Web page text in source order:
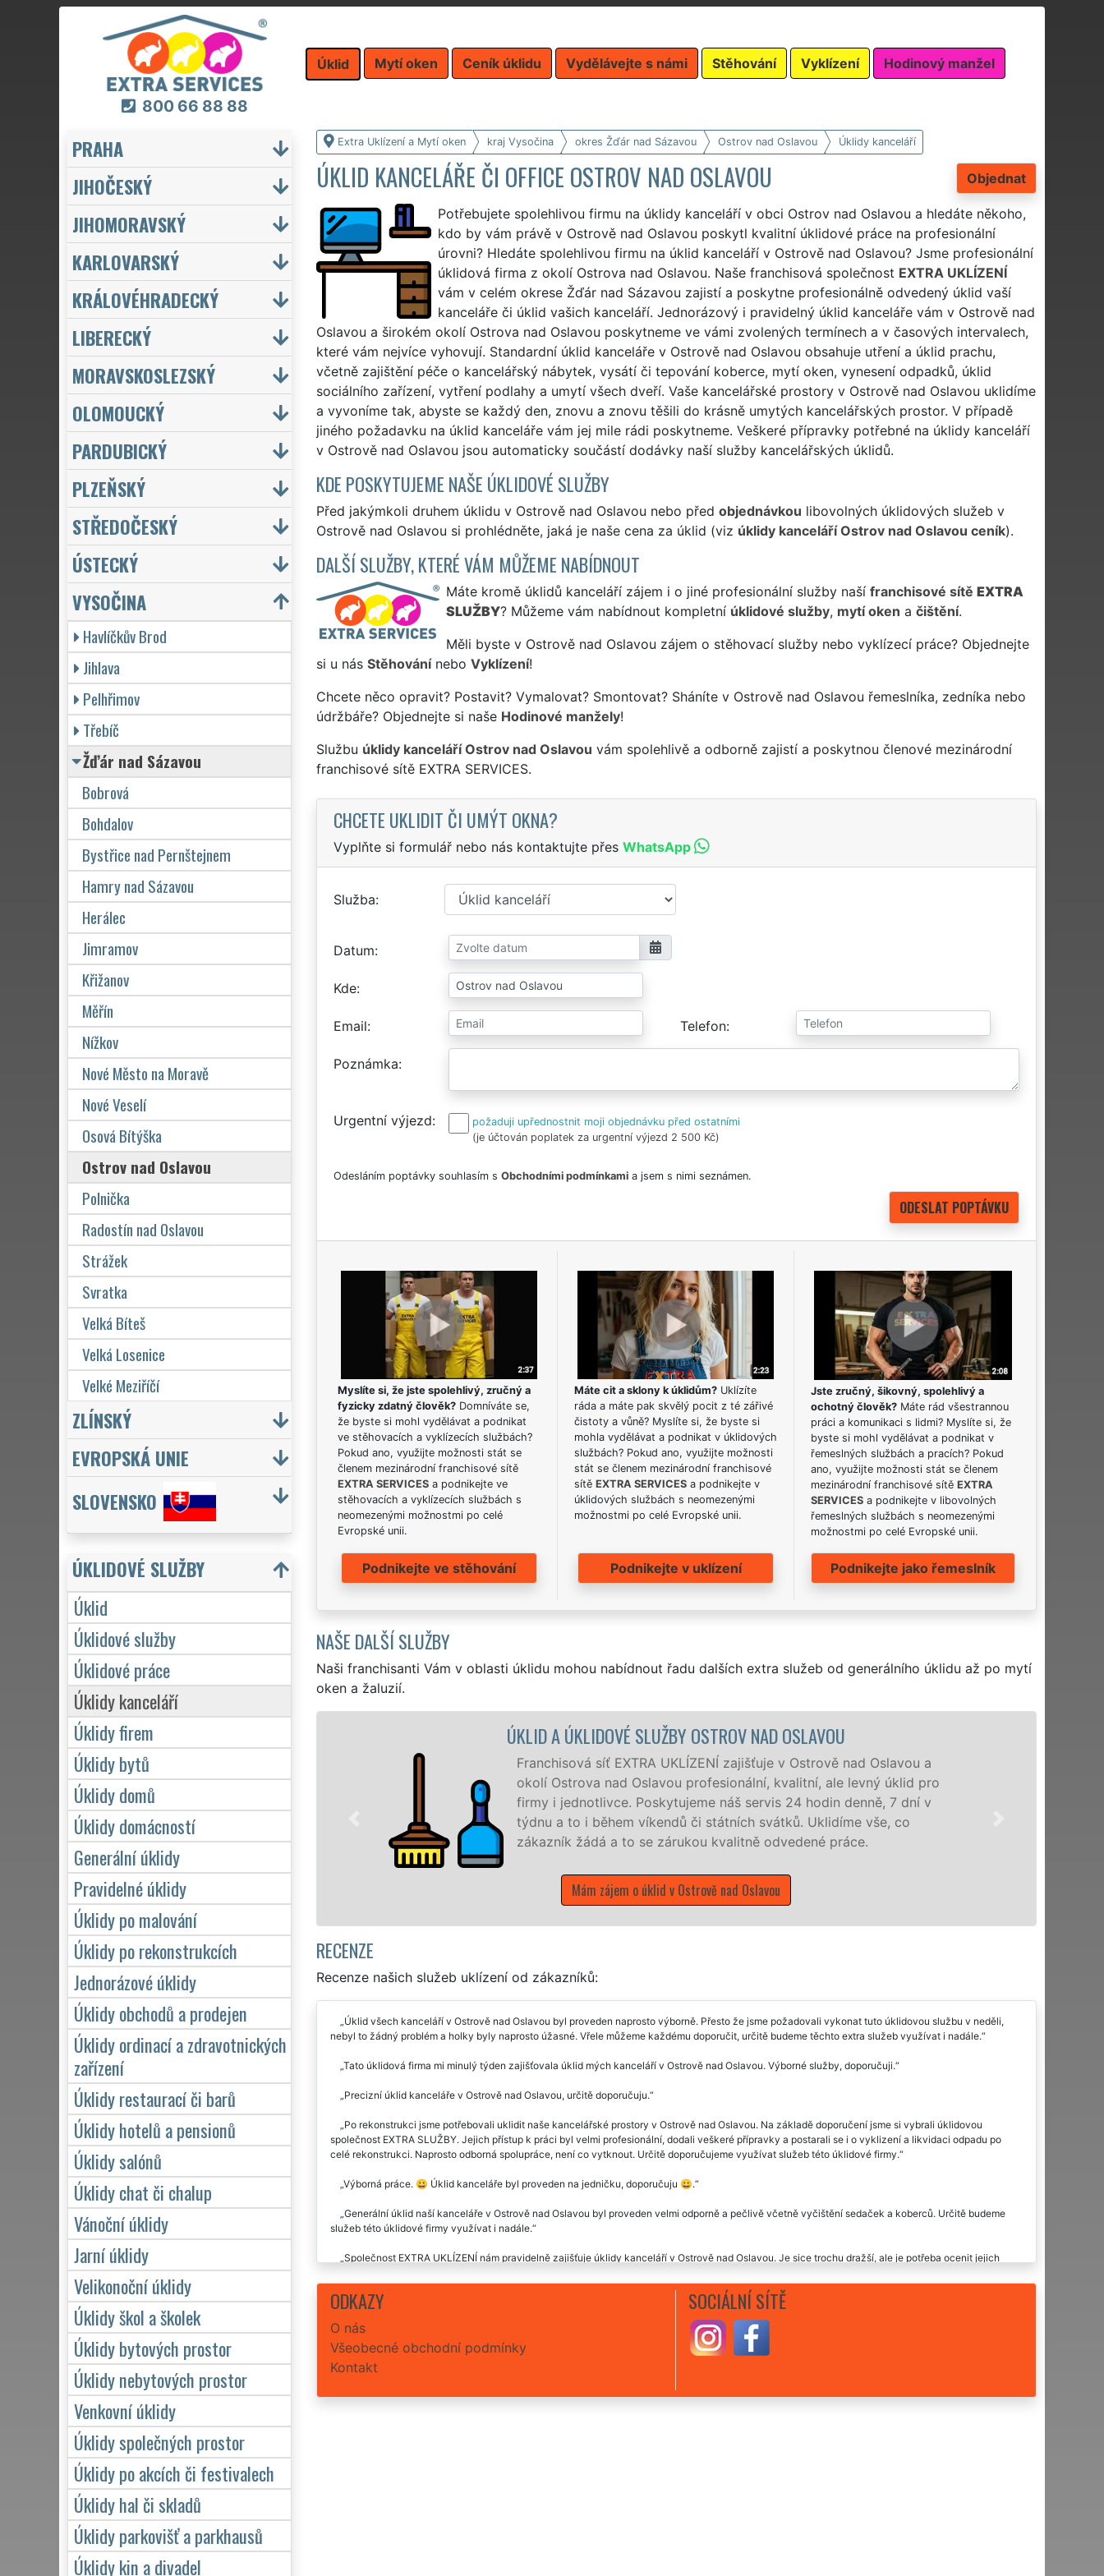
800 66 88 88
Úklid Mytí oken Ceník úklidu Vydělávejte s námi Stěhování Vyklízení Hodinový manžel
Extra Uklízení a Mytí oken kraj Vysočina okres Žďár nad Sázavou Ostrov nad Oslavou Úklidy kanceláří
Objednat
ÚKLID KANCELÁŘE ČI OFFICE OSTROV NAD OSLAVOU
Potřebujete spolehlivou firmu na úklidy kanceláří v obci Ostrov nad Oslavou a hledáte někoho,
kdo by vám právě v Ostrově nad Oslavou poskytl kvalitní úklidové práce na profesionální
úrovni? Hledáte spolehlivou firmu na úklid kanceláří v Ostrově nad Oslavou? Jsme profesionální
úklidová firma z okolí Ostrova nad Oslavou. Naše franchisová společnost EXTRA UKLÍZENÍ
vám v celém okrese Žďár nad Sázavou zajistí a poskytne profesionálně odvedený úklid vaší
kanceláře či úklid vašich kanceláří. Jednorázový i pravidelný úklid kanceláře vám v Ostrově nad
Oslavou a širokém okolí Ostrova nad Oslavou poskytneme ve vámi zvolených termínech a v časových intervalech,
které vám nejvíce vyhovují. Standardní úklid kanceláře v Ostrově nad Oslavou obsahuje utření a úklid prachu,
včetně zajištění péče o kancelářský nábytek, vysátí či tepování koberce, mytí oken, vynesení odpadků, úklid
sociálního zařízení, vytření podlahy a umytí všech dveří. Vaše kancelářské prostory v Ostrově nad Oslavou uklidíme
a vyvoníme tak, abyste se každý den, znovu a znovu těšili do krásně umytých kancelářských prostor. V případě
jiného požadavku na úklid kanceláře vám jej mile rádi poskytneme. Veškeré přípravky potřebné na úklidy kanceláří
v Ostrově nad Oslavou jsou automaticky součástí dodávky naší služby kancelářských úklidů.
KDE POSKYTUJEME NAŠE ÚKLIDOVÉ SLUŽBY
Před jakýmkoli druhem úklidu v Ostrově nad Oslavou nebo před objednávkou libovolných úklidových služeb v
Ostrově nad Oslavou si prohlédněte, jaká je naše cena za úklid (viz úklidy kanceláří Ostrov nad Oslavou ceník).
DALŠÍ SLUŽBY, KTERÉ VÁM MŮŽEME NABÍDNOUT
Máte kromě úklidů kanceláří zájem i o jiné profesionální služby naší franchisové sítě EXTRA
SLUŽBY? Můžeme vám nabídnout kompletní úklidové služby, mytí oken a čištění.
Měli byste v Ostrově nad Oslavou zájem o stěhovací služby nebo vyklízecí práce? Objednejte
si u nás Stěhovánínebo Vyklízení!
Chcete něco opravit? Postavit? Vymalovat? Smontovat? Sháníte v Ostrově nad Oslavou řemeslníka, zedníka nebo
údržbáře? Objednejte si naše Hodinové manžely!
Službu úklidy kanceláří Ostrov nad Oslavou vám spolehlivě a odborně zajistí a poskytnou členové mezinárodní
franchisové sítě EXTRA SERVICES.
CHCETE UKLIDIT ČI UMÝT OKNA?
Vyplňte si formulář nebo nás kontaktujte přes WhatsApp
Služba
Datum
Kde
Email Telefon
Poznámka
Urgentní výjezd
požaduji upřednostnit moji objednávku před ostatními
(je účtován poplatek za urgentní výjezd 2 500 Kč)
Odesláním poptávky souhlasím s Obchodními podmínkamia jsem s nimi seznámen.
Myslíte si, že jste spolehlivý, zručný a
fyzicky zdatný člověk?Domníváte se,
že byste si mohl vydělávat a podnikat
ve stěhovacích a vyklízecích službách?
Pokud ano, využijte možnosti stát se
členem mezinárodní franchisové sítě
EXTRA SERVICESa podnikejte ve
stěhovacích a vyklízecích službách s
neomezenými možnostmi po celé
Evropské unii.
Podnikejte ve stěhování
Máte cit a sklony k úklidům?Uklízíte
ráda a máte pak skvělý pocit z té zářivé
čistoty a vůně? Myslíte si, že byste si
mohla vydělávat a podnikat v úklidových
službách? Pokud ano, využijte možnosti
stát se členem mezinárodní franchisové
sítě EXTRA SERVICESa podnikejte v
úklidových službách s neomezenými
možnostmi po celé Evropské unii.
Podnikejte v uklízení
Jste zručný, šikovný, spolehlivý a
ochotný člověk? Máte rád všestrannou
práci a komunikaci s lidmi? Myslíte si, že
byste si mohl vydělávat a podnikat v
řemeslných službách a pracích? Pokud
ano, využijte možnosti stát se členem
mezinárodní franchisové sítěEXTRA
SERVICES a podnikejte v libovolných
řemeslných službách s neomezenými
možnostmi po celé Evropské unii.
Podnikejte jako řemeslník
NAŠE DALŠÍ SLUŽBY
Naši franchisanti Vám v oblasti úklidu mohou nabídnout řadu dalších extra služeb od generálního úklidu až po mytí
oken a žaluzií.
ÚKLID A ÚKLIDOVÉ SLUŽBY OSTROV NAD OSLAVOU
Franchisová síť EXTRA UKLÍZENÍ zajišťuje v Ostrově nad Oslavou a
okolí Ostrova nad Oslavou profesionální, kvalitní, ale levný úklid pro
firmy i jednotlivce. Poskytujeme náš servis 24 hodin denně, 7 dní v
týdnu a to i během víkendů či státních svátků. Uklidíme vše, co
zákazník žádá a to se zárukou kvalitně odvedené práce.
Naše společnost EXTRA UKLÍZENÍ
veškeré profesionální úklidové
služby nabízíme pro všechny
domácnosti v celém kraji Vysočina
RECENZE
Recenze našich služeb uklízení od zákazníků:
Úklid všech kanceláří v Ostrově nad Oslavou byl proveden naprosto výborně. Přesto že jsme požadovali vykonat tuto úklidovou službu v neděli,
nebyl to žádný problém a holky byly naprosto úžasné. Vřele můžeme každému doporučit, určitě budeme těchto extra služeb využívat i nadále.
Tato úklidová firma mi minulý týden zajišťovala úklid mých kanceláří v Ostrově nad Oslavou. Výborné služby, doporučuji.
Precizní úklid kanceláře v Ostrově nad Oslavou, určitě doporučuju.
Po rekonstrukci jsme potřebovali uklidit naše kancelářské prostory v Ostrově nad Oslavou. Na základě doporučení jsme si vybrali úklidovou
společnost EXTRA SLUŽBY. Jejich přístup k práci byl velmi profesionální, dodali veškeré přípravky a postarali se i o vyklizení a likvidaci odpadu po
celé rekonstrukci. Naprosto odborná spolupráce, není co vytknout. Určitě doporučujeme využívat služeb této úklidové firmy.
Výborná práce. 😀 Úklid kanceláře byl proveden na jedničku, doporučuju 😀.
Generální úklid naší kanceláře v Ostrově nad Oslavou byl proveden velmi odporně a pečlivě včetně vyčištění sedaček a koberců. Určitě budeme
služeb této úklidové firmy využívat i nadále.
Společnost EXTRA UKLÍZENÍ nám pravidelně zajišťuje úklidy kanceláří v Ostrově nad Oslavou. Je sice trochu dražší, ale je potřeba ocenit jejich
by se někdo o úklid kanceláří nepostaral. Určitě doporučujeme využívat jejich úklidové práce které poskytují nejen v Ostrově nad Oslavou.
Jejich práce je naprosto bezchybná, téměř nic se jim nemusí vysvětlovat. Rozhodně tuto společnost doporučujeme.
ODKAZY
O nás
Všeobecné obchodní podmínky
Kontakt
SOCIÁLNÍ SÍTĚ
PRAHA
JIHOČESKÝ
JIHOMORAVSKÝ
KARLOVARSKÝ
KRÁLOVÉHRADECKÝ
LIBERECKÝ
MORAVSKOSLEZSKÝ
OLOMOUCKÝ
PARDUBICKÝ
PLZEŇSKÝ
STŘEDOČESKÝ
ÚSTECKÝ
VYSOČINA
Havlíčkův Brod
Jihlava
Pelhřimov
Třebíč
Žďár nad Sázavou
Bobrová
Bohdalov
Bystřice nad Pernštejnem
Hamry nad Sázavou
Herálec
Jimramov
Křižanov
Měřín
Nížkov
Nové Město na Moravě
Nové Veselí
Osová Bítýška
Ostrov nad Oslavou
Polnička
Radostín nad Oslavou
Strážek
Svratka
Velká Bíteš
Velká Losenice
Velké Meziříčí
ZLÍNSKÝ
EVROPSKÁ UNIE
SLOVENSKO
ÚKLIDOVÉ SLUŽBY
Úklid
Úklidové služby
Úklidové práce
Úklidy kanceláří
Úklidy firem
Úklidy bytů
Úklidy domů
Úklidy domácností
Generální úklidy
Pravidelné úklidy
Úklidy po malování
Úklidy po rekonstrukcích
Jednorázové úklidy
Úklidy obchodů a prodejen
Úklidy ordinací a zdravotnických
zařízení
Úklidy restaurací či barů
Úklidy hotelů a pensionů
Úklidy salónů
Úklidy chat či chalup
Vánoční úklidy
Jarní úklidy
Velikonoční úklidy
Úklidy škol a školek
Úklidy bytových prostor
Úklidy nebytových prostor
Venkovní úklidy
Úklidy společných prostor
Úklidy po akcích či festivalech
Úklidy hal či skladů
Úklidy parkovišť a parkhausů
Úklidy kin a divadel